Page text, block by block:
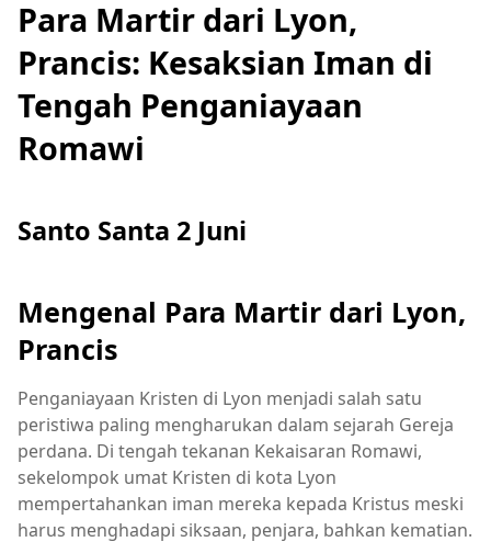
Para Martir dari Lyon,
Prancis: Kesaksian Iman di
Tengah Penganiayaan
Romawi
Santo Santa 2 Juni
Mengenal Para Martir dari Lyon,
Prancis
Penganiayaan Kristen di Lyon menjadi salah satu
peristiwa paling mengharukan dalam sejarah Gereja
perdana. Di tengah tekanan Kekaisaran Romawi,
sekelompok umat Kristen di kota Lyon
mempertahankan iman mereka kepada Kristus meski
harus menghadapi siksaan, penjara, bahkan kematian.